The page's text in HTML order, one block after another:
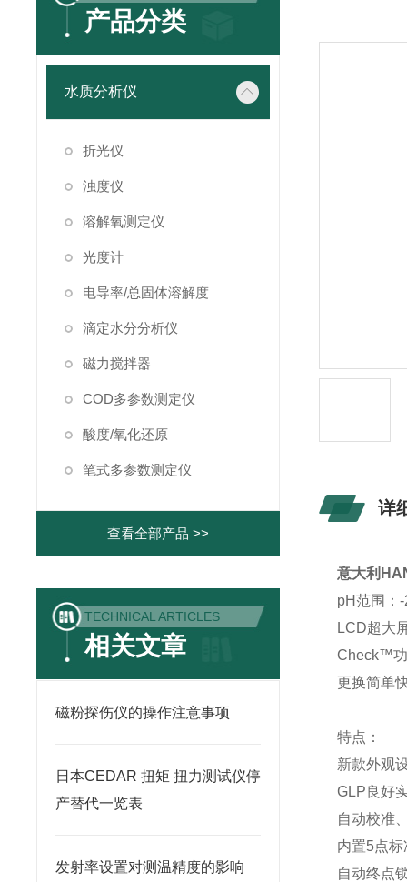
产品分类
水质分析仪
折光仪
浊度仪
溶解氧测定仪
光度计
电导率/总固体溶解度
滴定水分分析仪
磁力搅拌器
COD多参数测定仪
酸度/氧化还原
笔式多参数测定仪
查看全部产品 >>
TECHNICAL ARTICLES
相关文章
磁粉探伤仪的操作注意事项
日本CEDAR 扭矩 扭力测试仪停
产替代一览表
发射率设置对测温精度的影响
详
意大利
pH范围：
LCD超大
Check™功
更换简单
特点：
新款外观
GLP良好
自动校准
内置5点
自动终点